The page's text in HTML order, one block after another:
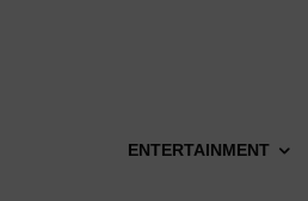
ENTERTAINMENT